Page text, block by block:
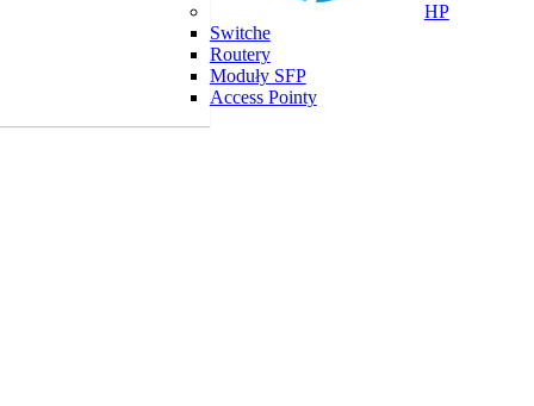
HP
Switche
Routery
Moduły SFP
Access Pointy